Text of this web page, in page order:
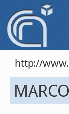
http://